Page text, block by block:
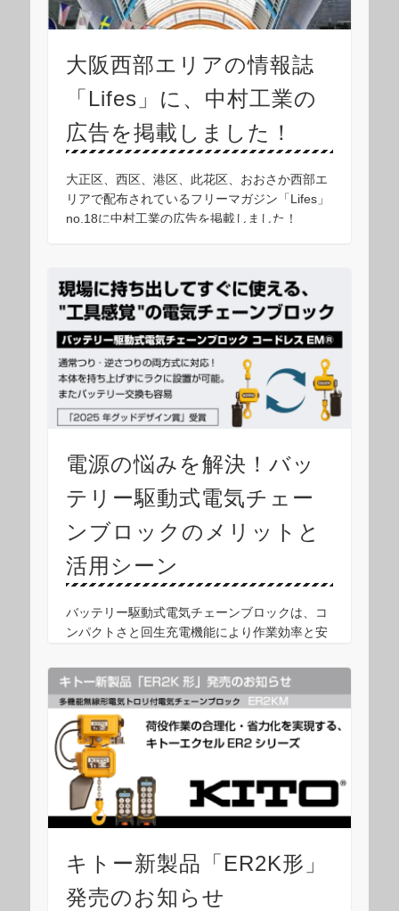
大阪西部エリアの情報誌
「Lifes」に、中村工業の
広告を掲載しました！
大正区、西区、港区、此花区、おおさか西部エ
リアで配布されているフリーマガジン「Lifes」
no.18に中村工業の広告を掲載しました！
電源の悩みを解決！バッ
テリー駆動式電気チェー
ンブロックのメリットと
活用シーン
バッテリー駆動式電気チェーンブロックは、コ
ンパクトさと回生充電機能により作業効率と安
を大幅に軽減します。 なぜ「バッテリー駆動
式」が選ばれるのか？ 1. 究極のコードレス性
能 給 …
キトー新製品「ER2K形」
発売のお知らせ